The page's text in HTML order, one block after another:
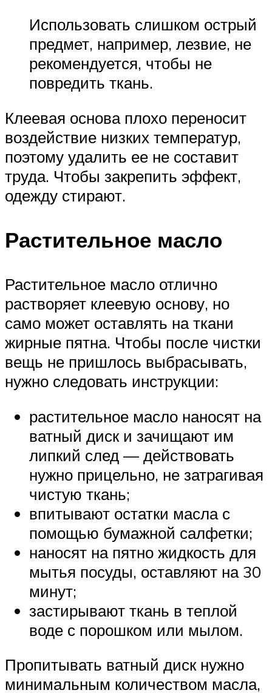
Использовать слишком острый
предмет, например, лезвие, не
рекомендуется, чтобы не
повредить ткань.
Клеевая основа плохо переносит
воздействие низких температур,
поэтому удалить ее не составит
труда. Чтобы закрепить эффект,
одежду стирают.
Растительное масло
Растительное масло отлично
растворяет клеевую основу, но
само может оставлять на ткани
жирные пятна. Чтобы после чистки
вещь не пришлось выбрасывать,
нужно следовать инструкции:
растительное масло наносят на
ватный диск и зачищают им
липкий след — действовать
нужно прицельно, не затрагивая
чистую ткань;
впитывают остатки масла с
помощью бумажной салфетки;
наносят на пятно жидкость для
мытья посуды, оставляют на 30
минут;
застирывают ткань в теплой
воде с порошком или мылом.
Пропитывать ватный диск нужно
минимальным количеством масла,